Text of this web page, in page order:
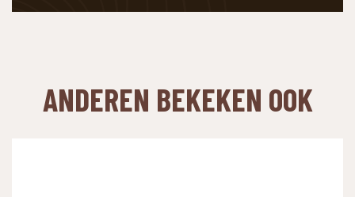
ANDEREN BEKEKEN OOK